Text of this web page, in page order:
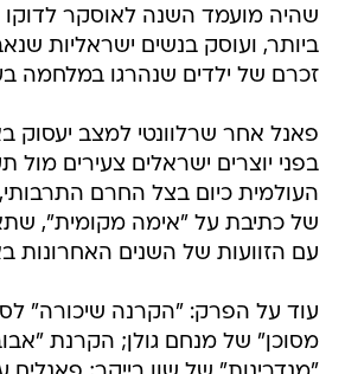
שהיה מועמד השנה לאוסקר
ביותר, ועוסק בנשים ישראליות
זכרם של ילדים שנהרגו במלחמה
פאנל אחר שרלוונטי למצב יעסוק
בפני יוצרים ישראלים צעירים מול
העולמית כיום בצל החרם
של כתיבת על "אימה מקומית",
עם הזוועות של השנים האחרונות
עוד על הפרק: "הקרנה שיכורה"
מסוכן" של מנחם גולן; הקרנת